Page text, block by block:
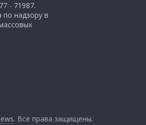
- 71987.
надзору в
. Все права защищены.